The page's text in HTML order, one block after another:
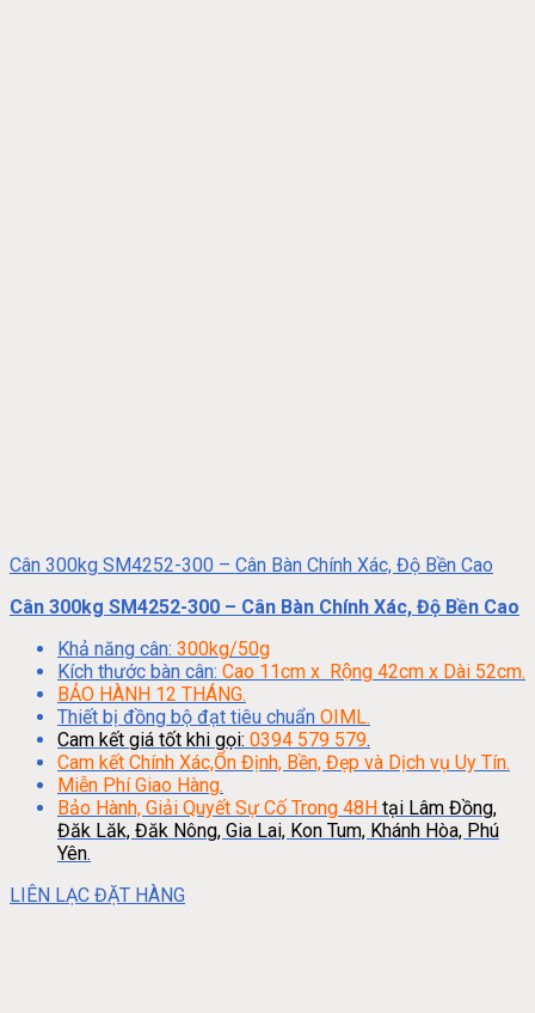
Cân 300kg SM4252-300 – Cân Bàn Chính Xác, Độ Bền Cao
Cân 300kg SM4252-300 – Cân Bàn Chính Xác, Độ Bền Cao
Khả năng cân: 300kg/50g
Kích thước bàn cân: Cao 11cm x Rộng 42cm x Dài 52cm.
BẢO HÀNH 12 THÁNG.
Thiết bị đồng bộ đạt tiêu chuẩn OIML.
Cam kết giá tốt khi gọi: 0394 579 579.
Cam kết Chính Xác,Ổn Định, Bền, Đẹp và Dịch vụ Uy Tín.
Miễn Phí Giao Hàng.
Bảo Hành, Giải Quyết Sự Cố Trong 48H tại Lâm Đồng,
Đăk Lăk, Đăk Nông, Gia Lai, Kon Tum, Khánh Hòa, Phú
Yên.
LIÊN LẠC ĐẶT HÀNG